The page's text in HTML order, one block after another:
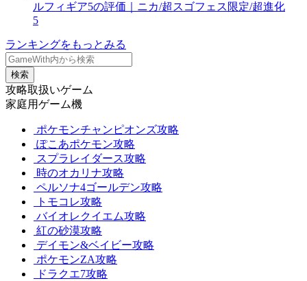
ルフィギア5の評価｜ニカ/超スゴフェス限定/超進化
5
ランキングをもっとみる
検索
攻略取扱いゲーム
家庭用ゲーム機
ポケモンチャンピオンズ攻略
ぽこあポケモン攻略
スプラレイダース攻略
時のオカリナ攻略
ペルソナ4ゴールデン攻略
トモコレ攻略
バイオレクイエム攻略
紅の砂漠攻略
デイモン&ベイビー攻略
ポケモンZA攻略
ドラクエ7攻略